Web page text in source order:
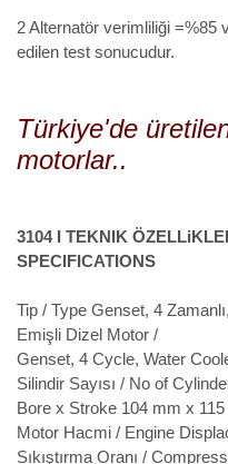
2 Alternatör verimliliği =%85
edilen test sonucudur.
Türkiye'de
motorlar..
3104 I TEKNIK
SPECIFICATIONS
Tip / Type Genset, 4
Emişli Dizel Motor /
Genset, 4 Cycle, Water
Silindir Sayısı / No of
Bore x Stroke 104 mm x
Motor Hacmi / Engine
Sıkıştırma Oranı /